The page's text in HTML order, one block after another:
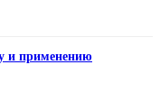
и применению